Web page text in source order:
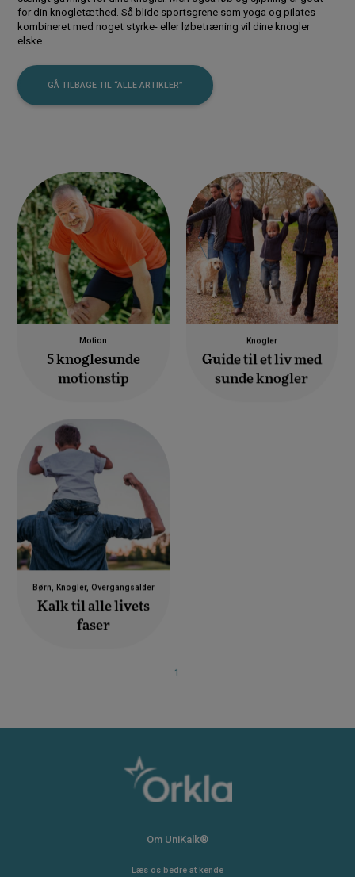
for din knogletæthed. Så blide sportsgrene som yoga og pilates
kombineret med noget styrke- eller løbetræning vil dine knogler
elske.
GÅ TILBAGE TIL “ALLE ARTIKLER”
5 knoglesunde
motionstip
Motion
Guide til et liv med
sunde knogler
Knogler
Kalk til alle livets
faser
Børn, Knogler, Overgangsalder
1
Om UniKalk®
Læs os bedre at kende